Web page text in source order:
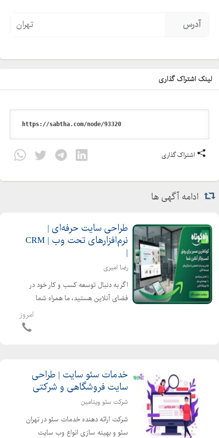
آدرس تهران
لینک اشتراک گذاری
اشتراک گذاری
ادامه آگهی ها
طراحی سایت حرفه‌ای |
نرم‌افزارهای تحت وب | CRM
|
رضا امیری
اگر به دنبال توسعه کسب و کار خود در
فضای آنلاین هستید، ما همراه شما
هستیم. خدمات ما: طراحی انواع وبسایت
شرکتی، فروشگاهی و اختصاصی طراحی و
امروز
خدمات سئو سایت | طراحی
سایت فروشگاهی و شرکتی
شرکت سئو ویتامین
شرکت ارائه دهنده خدمات سئو در تهران
سئو و بهینه سازی انواع وب سایت